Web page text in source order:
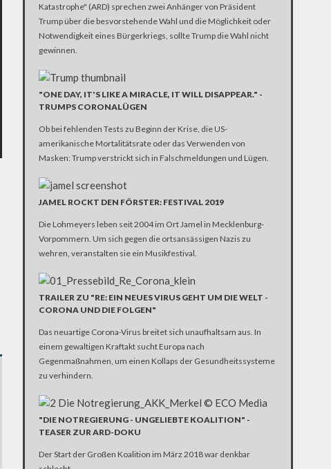
Katastrophe" (ARD) sprechen zwei Anhänger von Präsident
Trump über die besvorstehende Wahl und die Möglichkeit oder
Notwendigkeit eines Bürgerkriegs, sollte Trump die Wahl nicht
gewinnen.
"ONE DAY, IT'S LIKE A MIRACLE, IT WILL DISAPPEAR." -
TRUMPS CORONALÜGEN
Ob bei fehlenden Tests zu Beginn der Krise, die US-
amerikanische Mortalitätsrate oder das Verwenden von
Masken: Trump verstrickt sich in Falschmeldungen und Lügen.
JAMEL ROCKT DEN FÖRSTER: FESTIVAL 2019
Die Lohmeyers leben seit 2004 im Ort Jamel in Mecklenburg-
Vorpommern. Um sich gegen die ortsansässigen Nazis zu
wehren, veranstalten sie ein Musikfestival.
TRAILER ZU "RE: EIN NEUES VIRUS GEHT UM DIE WELT -
CORONA UND DIE FOLGEN"
Das neuartige Corona-Virus breitet sich unaufhaltsam aus. In
einem gewaltigen Kraftakt sucht Europa nach
Gegenmaßnahmen, um einen Kollaps der Gesundheitssysteme
zu verhindern.
"DIE NOTREGIERUNG - UNGELIEBTE KOALITION" -
TEASER ZUR ARD-DOKU
Der Start der Großen Koalition im März 2018 war denkbar